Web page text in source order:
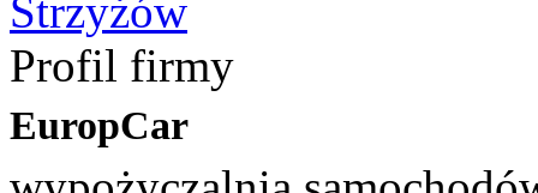
Profil firmy
EuropCar